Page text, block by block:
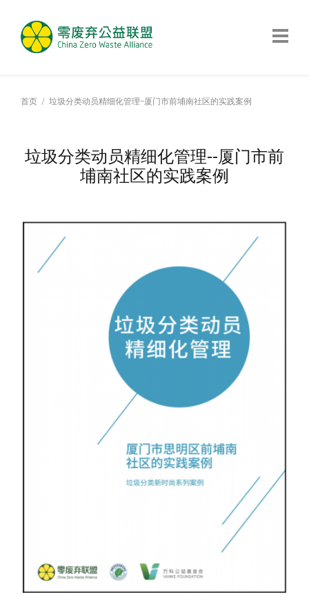
首页 垃圾分类动员精细化管理--厦门市前埔南社区的实践案例
垃圾分类动员精细化管理--厦门市前
埔南社区的实践案例